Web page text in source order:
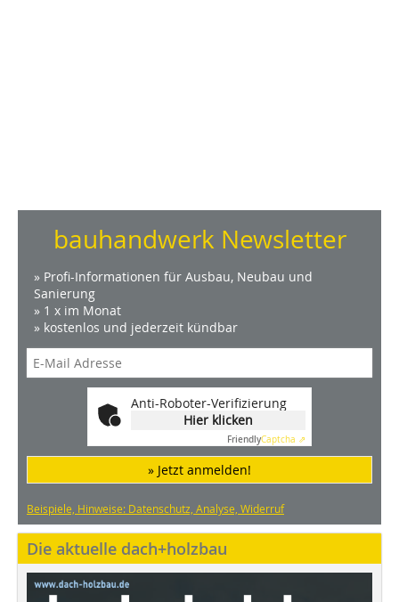
bauhandwerk Newsletter
» Profi-Informationen für Ausbau, Neubau und
Sanierung
» 1 x im Monat
» kostenlos und jederzeit kündbar
Anti-Roboter-Verifizierung
Hier klicken
FriendlyCaptcha ⇗
» Jetzt anmelden!
Beispiele, Hinweise: Datenschutz, Analyse, Widerruf
Die aktuelle dach+holzbau